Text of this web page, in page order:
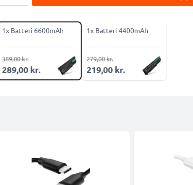
1x Batteri 6600mAh
289,00 kr.
389,00 kr.
1x Batteri 4400mAh
219,00 kr.
279,00 kr.